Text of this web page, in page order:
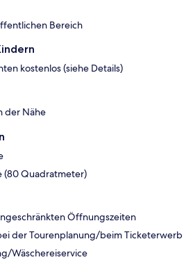
Bereich
kostenlos (siehe Details)
der Nähe
(80 Quadratmeter)
Öffnungszeiten
der Tourenplanung/beim Ticketerwerb
Wäschereiservice